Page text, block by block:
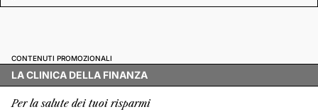
CONTENUTI PROMOZIONALI
LA CLINICA DELLA FINANZA
Per la salute dei tuoi risparmi